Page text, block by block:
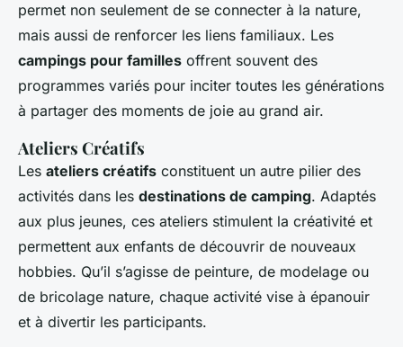
permet non seulement de se connecter à la nature,
mais aussi de renforcer les liens familiaux. Les
campings pour familles offrent souvent des
programmes variés pour inciter toutes les générations
à partager des moments de joie au grand air.
Ateliers Créatifs
Les ateliers créatifs constituent un autre pilier des
activités dans les destinations de camping. Adaptés
aux plus jeunes, ces ateliers stimulent la créativité et
permettent aux enfants de découvrir de nouveaux
hobbies. Qu’il s’agisse de peinture, de modelage ou
de bricolage nature, chaque activité vise à épanouir
et à divertir les participants.